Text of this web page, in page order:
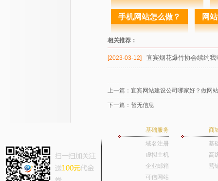
手机网站怎么做？ 网
相关推荐：
[2023-03-12] 宜宾烟花爆竹协会续约
上一篇： 宜宾网站建设公司哪家好？做网
下一篇：暂无信息
基础服务
域名注册
虚拟主机
企业邮箱
可信网站
商
基
高
营